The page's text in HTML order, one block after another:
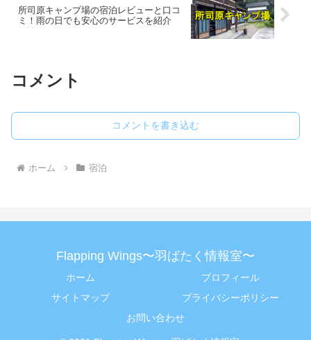
所司原キャンプ場の宿泊レビューと口コ
ミ！雨の日でも安心のサービスを紹介
コメント
コメントを書き込む
ホーム 宿泊
Flapping Wings〜羽ばたく情報室〜
ホーム
プロフィール
サイトマップ
プライバシーポリシー
お問い合わせ